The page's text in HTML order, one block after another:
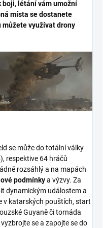
boji, létání vám umožní
místa se dostanete
můžete využívat drony
se může do totální války
respektive 64 hráčů
rozsáhlý a na mapách
podmínkya výzvy. Za
dynamickým událostem a
v katarských pouštích, start
Guyaně či tornáda
se a zapojte se do